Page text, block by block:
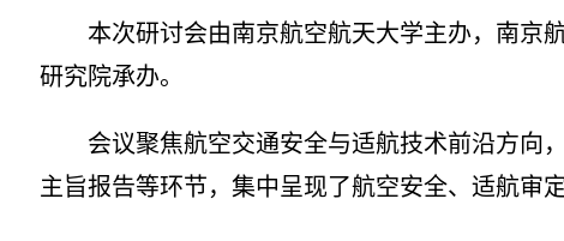
本次研讨会由南京航空航天大学主办，南京航
研究院承办。
会议聚焦航空交通安全与适航技术前沿方向，
主旨报告等环节，集中呈现了航空安全、适航审